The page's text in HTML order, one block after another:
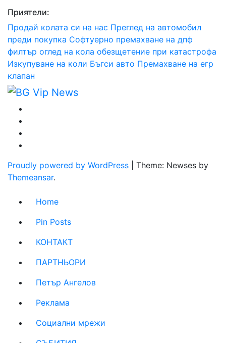
Приятели:
Продай колата си на нас Преглед на автомобил
преди покупка Софтуерно премахване на дпф
филтър оглед на кола обезщетение при катастрофа
Изкупуване на коли Бъгси авто Премахване на егр
клапан
Proudly powered by WordPress
Theme: Newses by
Themeansar.
Home
Pin Posts
КОНТАКТ
ПАРТНЬОРИ
Петър Ангелов
Реклама
Социални мрежи